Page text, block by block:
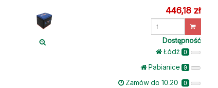
446,18 zł
Dostępność
Łódż 0
Pabianice 0
Zamów do 10.20 0